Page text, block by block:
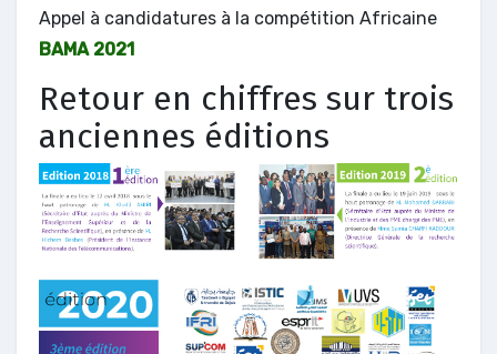
Appel à candidatures à la compétition Africaine
BAMA 2021
Retour en chiffres sur trois
anciennes éditions